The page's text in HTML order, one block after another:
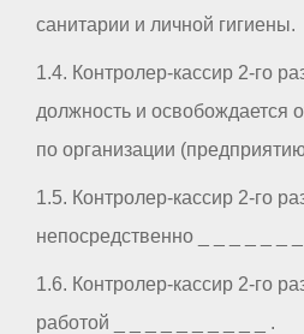
санитарии и личной гигиены.
1.4. Контролер-кассир 2-го
должность и освобождается
по организации
1.5. Контролер-кассир 2-го
непосредственно _ _ _ _ _ _
1.6. Контролер-кассир 2-го
работой _ _ _ _ _ _ _ _ _ _ .